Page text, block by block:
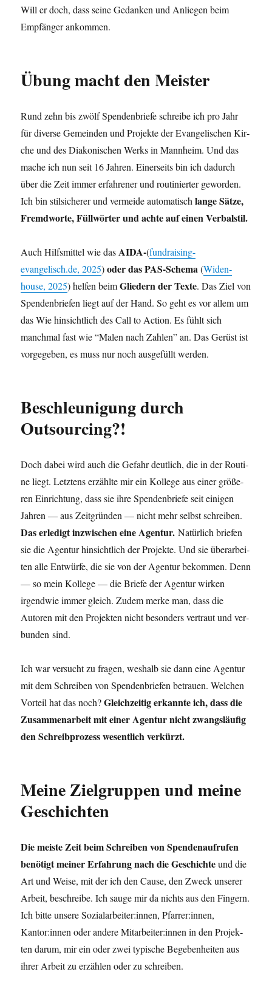
Will er doch, dass sei­ne Gedan­ken und Anlie­gen beim
Emp­fän­ger ankommen.
Übung macht den Meister
Rund zehn bis zwölf Spen­den­brie­fe schrei­be ich pro Jahr
für diver­se Gemein­den und Pro­jek­te der Evan­ge­li­schen Kir­
che und des Dia­ko­ni­schen Werks in Mann­heim. Und das
mache ich nun seit 16 Jah­ren. Einer­seits bin ich dadurch
über die Zeit immer erfah­re­ner und rou­ti­nier­ter gewor­den.
Ich bin stil­si­che­rer und ver­mei­de auto­ma­tischlan­ge Sät­ze,
Fremd­wor­te, Füll­wör­ter und ach­te auf einen Verbalstil.
Auch Hilfs­mit­tel wie dasAIDA-(fundraising-
evangelisch.de, 2025)oder das PAS-Sche­ma(Widen­
house, 2025) hel­fen beimGlie­dern der Tex­te. Das Ziel von
Spen­den­brie­fen liegt auf der Hand. So geht es vor allem um
das Wie hin­sicht­lich des Call to Action. Es fühlt sich
manch­mal fast wie “Malen nach Zah­len” an. Das Gerüst ist
vor­ge­ge­ben, es muss nur noch aus­ge­füllt werden.
Beschleunigung durch
Outsourcing?!
Doch dabei wird auch die Gefahr deut­lich, die in der Rou­ti­
ne liegt. Letz­tens erzähl­te mir ein Kol­le­ge aus einer grö­ße­
ren Ein­rich­tung, dass sie ihre Spen­den­brie­fe seit eini­gen
Jah­ren — aus Zeit­grün­den — nicht mehr selbst schrei­ben.
Das erle­digt inzwi­schen eine Agen­tur. Natür­lich brie­fen
sie die Agen­tur hin­sicht­lich der Pro­jek­te. Und sie über­ar­bei­
ten alle Ent­wür­fe, die sie von der Agen­tur bekom­men. Denn
— so mein Kol­le­ge — die Brie­fe der Agen­tur wir­ken
irgend­wie immer gleich. Zudem mer­ke man, dass die
Autoren mit den Pro­jek­ten nicht beson­ders ver­traut und ver­
bun­den sind.
Ich war ver­sucht zu fra­gen, wes­halb sie dann eine Agen­tur
mit dem Schrei­ben von Spen­den­brie­fen betrau­en. Wel­chen
Vor­teil hat das noch?Gleich­zei­tig erkann­te ich, dass die
Zusam­men­ar­beit mit einer Agen­tur nicht zwangs­läu­fig
den Schreib­pro­zess wesent­lich verkürzt.
Meine Zielgruppen und meine
Geschichten
Die meis­te Zeit beim Schrei­ben von Spen­den­auf­ru­fen
benö­tigt mei­ner Erfah­rung nach die Geschich­teund die
Art und Wei­se, mit der ich den Cau­se, den Zweck unse­rer
Arbeit, beschrei­be. Ich sau­ge mir da nichts aus den Fin­gern.
Ich bit­te unse­re Sozialarbeiter:innen, Pfarrer:innen,
Kantor:innen oder ande­re Mitarbeiter:innen in den Pro­jek­
ten dar­um, mir ein oder zwei typi­sche Bege­ben­hei­ten aus
ihrer Arbeit zu erzäh­len oder zu schreiben.